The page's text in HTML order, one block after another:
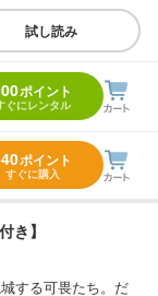
試し読み
ポイント
ぐにレンタル
ポイント
すぐに購入
き】
する可畏たち。だ